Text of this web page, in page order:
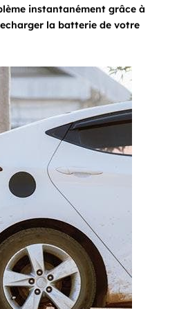
instantanément grâce à
la batterie de votre